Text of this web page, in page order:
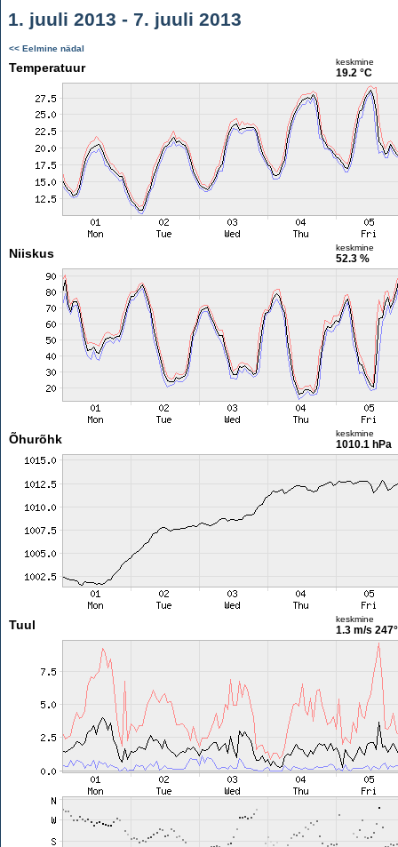
1. juuli 2013 - 7. juuli 2013
<< Eelmine nädal
Temperatuur keskmine
19.2 °C
Niiskus keskmine
52.3 %
Õhurõhk keskmine
1010.1 hPa
Tuul keskmine
1.3 m/s 247°